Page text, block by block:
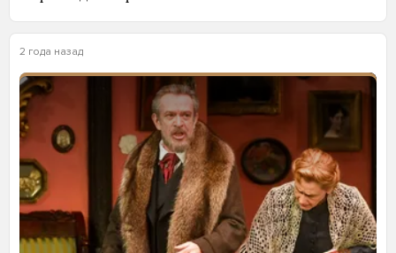
2 года назад